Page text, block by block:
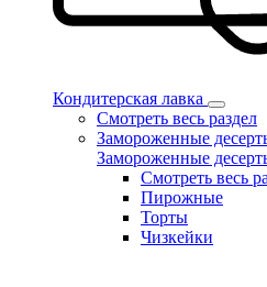
Кондитерская лавка
Смотреть весь раздел
Замороженные
Замороженные
Смотреть весь
Пирожные
Торты
Чизкейки